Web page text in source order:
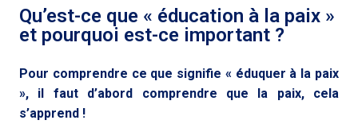
Qu’est-ce que « éducation à la paix »
et pourquoi est-ce important ?
Pour comprendre ce que signifie « éduquer à la paix
», il faut d’abord comprendre que la paix, cela
s’apprend !